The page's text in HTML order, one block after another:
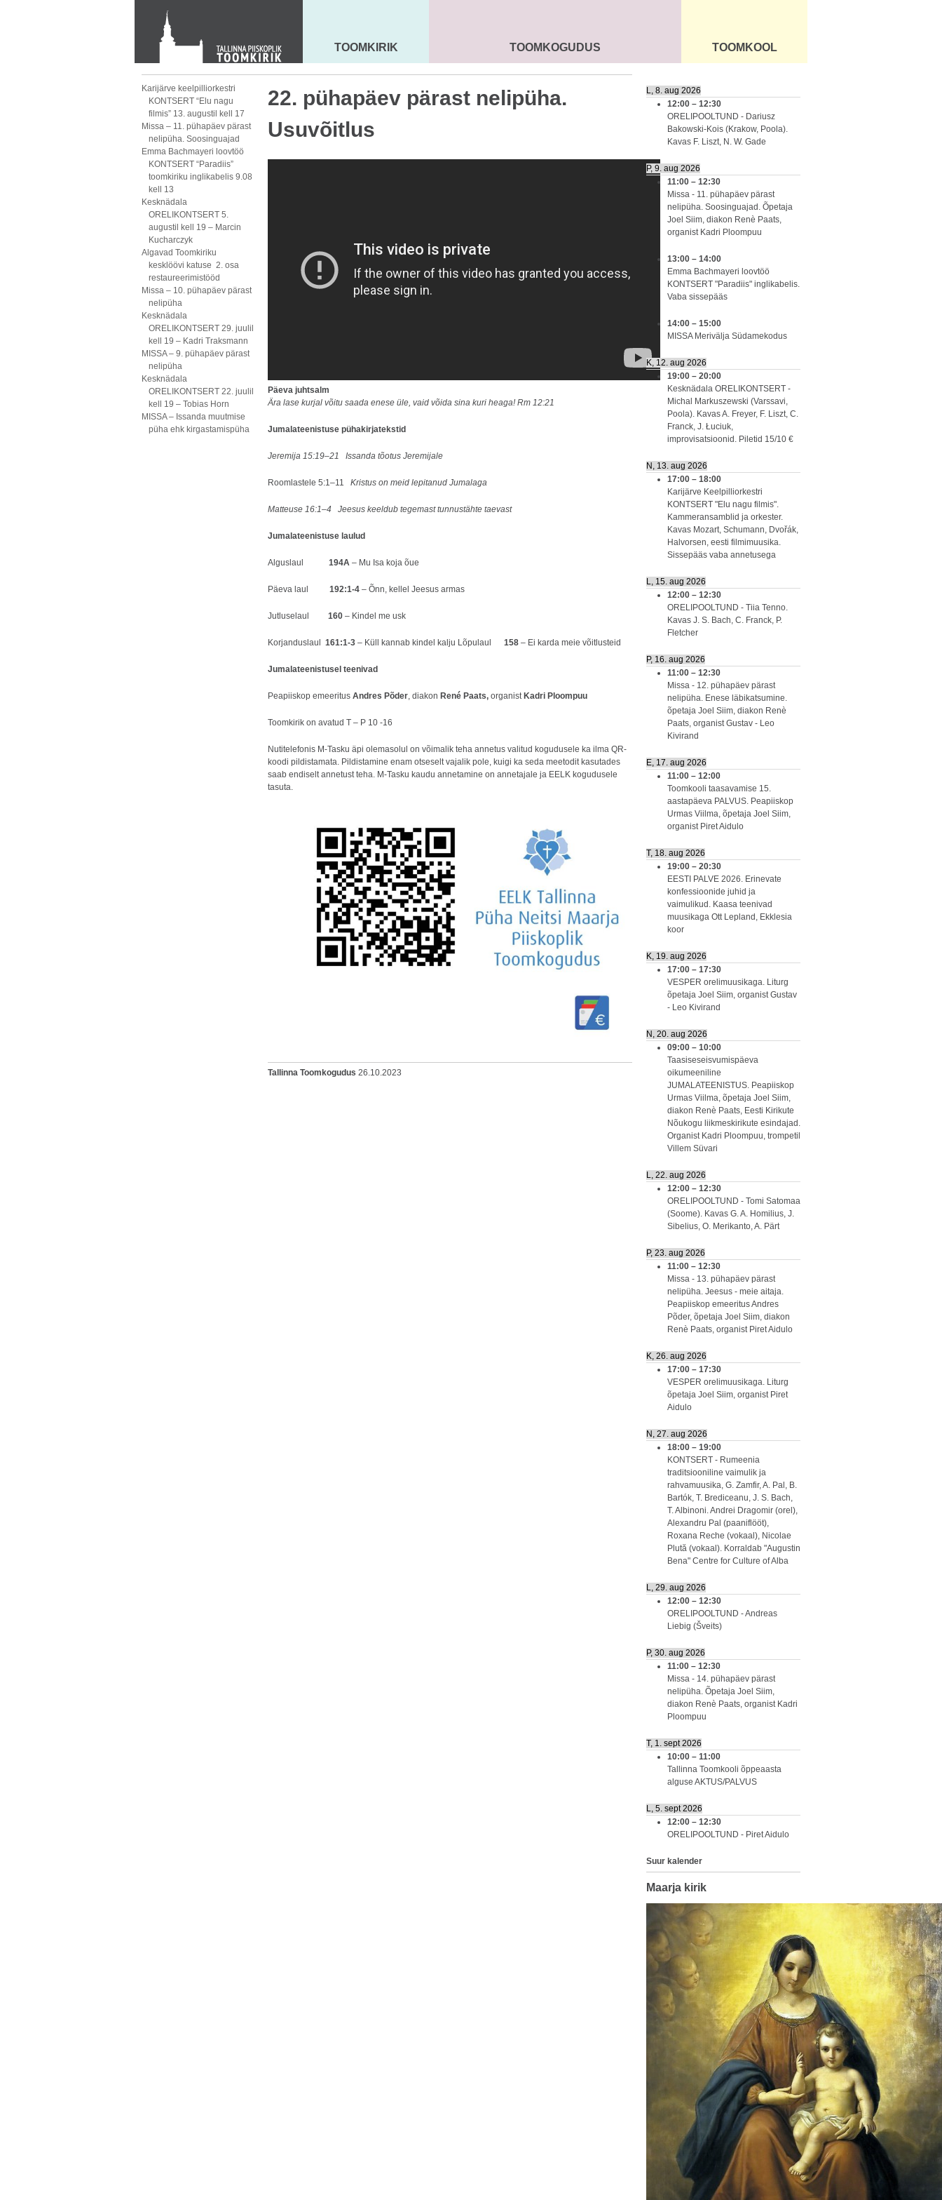
KONTAKT
Toom-Kooli 6, 10130 TALLINN
tallinna.toom@eelk.ee
MAARJA KIRIK
TOOMKIRIK SEENIORID KOGUDUS
TOOMKOGUDUS ÜLDINFO
TOOMKOOL
Karijärve keelpilliorkestri
KONTSERT “Elu nagu
filmis” 13. augustil kell 17
Missa – 11. pühapäev pärast
nelipüha. Soosinguajad
Emma Bachmayeri loovtöö
KONTSERT “Paradiis”
toomkiriku inglikabelis 9.08
kell 13
Kesknädala
ORELIKONTSERT 5.
augustil kell 19 – Marcin
Kucharczyk
Algavad Toomkiriku
kesklöövi katuse 2. osa
restaureerimistööd
Missa – 10. pühapäev pärast
nelipüha
Kesknädala
ORELIKONTSERT 29. juulil
kell 19 – Kadri Traksmann
MISSA – 9. pühapäev pärast
nelipüha
Kesknädala
ORELIKONTSERT 22. juulil
kell 19 – Tobias Horn
MISSA – Issanda muutmise
püha ehk kirgastamispüha
22. pühapäev pärast nelipüha.
Usuvõitlus
Päeva juhtsalm
Ära lase kurjal võitu saada enese üle, vaid võida sina kuri heaga! Rm 12:21
Jumalateenistuse pühakirjatekstid
Jeremija 15:19–21 Issanda tõotus Jeremijale
Roomlastele 5:1–11 Kristus on meid lepitanud Jumalaga
Matteuse 16:1–4 Jeesus keeldub tegemast tunnustähte taevast
Jumalateenistuse laulud
Alguslaul 194A – Mu Isa koja õue
Päeva laul 192:1-4 – Õnn, kellel Jeesus armas
Jutluselaul 160 – Kindel me usk
Korjanduslaul 161:1-3 – Küll kannab kindel kalju Lõpulaul 158 – Ei karda meie võitlusteid
Jumalateenistusel teenivad
Peapiiskop emeeritus Andres Põder, diakon René Paats, organist Kadri Ploompuu
Toomkirik on avatud T – P 10 -16
Nutitelefonis M-Tasku äpi olemasolul on võimalik teha annetus valitud kogudusele ka ilma QR-
koodi pildistamata. Pildistamine enam otseselt vajalik pole, kuigi ka seda meetodit kasutades
saab endiselt annetust teha. M-Tasku kaudu annetamine on annetajale ja EELK kogudusele
tasuta.
Tallinna Toomkogudus 26.10.2023
L, 8. aug 2026
12:00 – 12:30
ORELIPOOLTUND - Dariusz
Bakowski-Kois (Krakow, Poola).
Kavas F. Liszt, N. W. Gade
P, 9. aug 2026
11:00 – 12:30
Missa - 11. pühapäev pärast
nelipüha. Soosinguajad. Õpetaja
Joel Siim, diakon Renè Paats,
organist Kadri Ploompuu
13:00 – 14:00
Emma Bachmayeri loovtöö
KONTSERT "Paradiis" inglikabelis.
Vaba sissepääs
14:00 – 15:00
MISSA Merivälja Südamekodus
K, 12. aug 2026
19:00 – 20:00
Kesknädala ORELIKONTSERT -
Michal Markuszewski (Varssavi,
Poola). Kavas A. Freyer, F. Liszt, C.
Franck, J. Łuciuk,
improvisatsioonid. Piletid 15/10 €
N, 13. aug 2026
17:00 – 18:00
Karijärve Keelpilliorkestri
KONTSERT "Elu nagu filmis".
Kammeransamblid ja orkester.
Kavas Mozart, Schumann, Dvořák,
Halvorsen, eesti filmimuusika.
Sissepääs vaba annetusega
L, 15. aug 2026
12:00 – 12:30
ORELIPOOLTUND - Tiia Tenno.
Kavas J. S. Bach, C. Franck, P.
Fletcher
P, 16. aug 2026
11:00 – 12:30
Missa - 12. pühapäev pärast
nelipüha. Enese läbikatsumine.
õpetaja Joel Siim, diakon Renè
Paats, organist Gustav - Leo
Kivirand
E, 17. aug 2026
11:00 – 12:00
Toomkooli taasavamise 15.
aastapäeva PALVUS. Peapiiskop
Urmas Viilma, õpetaja Joel Siim,
organist Piret Aidulo
T, 18. aug 2026
19:00 – 20:30
EESTI PALVE 2026. Erinevate
konfessioonide juhid ja
vaimulikud. Kaasa teenivad
muusikaga Ott Lepland, Ekklesia
koor
K, 19. aug 2026
17:00 – 17:30
VESPER orelimuusikaga. Liturg
õpetaja Joel Siim, organist Gustav
- Leo Kivirand
N, 20. aug 2026
09:00 – 10:00
Taasiseseisvumispäeva
oikumeeniline
JUMALATEENISTUS. Peapiiskop
Urmas Viilma, õpetaja Joel Siim,
diakon Renè Paats, Eesti Kirikute
Nõukogu liikmeskirikute esindajad.
Organist Kadri Ploompuu, trompetil
Villem Süvari
L, 22. aug 2026
12:00 – 12:30
ORELIPOOLTUND - Tomi Satomaa
(Soome). Kavas G. A. Homilius, J.
Sibelius, O. Merikanto, A. Pärt
P, 23. aug 2026
11:00 – 12:30
Missa - 13. pühapäev pärast
nelipüha. Jeesus - meie aitaja.
Peapiiskop emeeritus Andres
Põder, õpetaja Joel Siim, diakon
Renè Paats, organist Piret Aidulo
K, 26. aug 2026
17:00 – 17:30
VESPER orelimuusikaga. Liturg
õpetaja Joel Siim, organist Piret
Aidulo
N, 27. aug 2026
18:00 – 19:00
KONTSERT - Rumeenia
traditsiooniline vaimulik ja
rahvamuusika, G. Zamfir, A. Pal, B.
Bartók, T. Brediceanu, J. S. Bach,
T. Albinoni. Andrei Dragomir (orel),
Alexandru Pal (paaniflööt),
Roxana Reche (vokaal), Nicolae
Plută (vokaal). Korraldab "Augustin
Bena" Centre for Culture of Alba
L, 29. aug 2026
12:00 – 12:30
ORELIPOOLTUND - Andreas
Liebig (Šveits)
P, 30. aug 2026
11:00 – 12:30
Missa - 14. pühapäev pärast
nelipüha. Õpetaja Joel Siim,
diakon Renè Paats, organist Kadri
Ploompuu
T, 1. sept 2026
10:00 – 11:00
Tallinna Toomkooli õppeaasta
alguse AKTUS/PALVUS
L, 5. sept 2026
12:00 – 12:30
ORELIPOOLTUND - Piret Aidulo
Suur kalender
Maarja kirik